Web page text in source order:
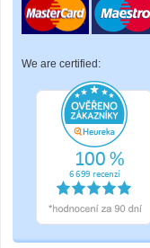
We are certified: